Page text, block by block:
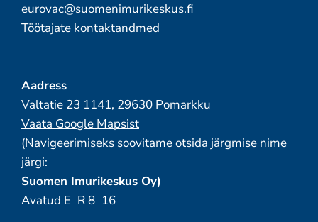
eurovac@suomenimurikeskus.fi
Töötajate kontaktandmed
Aadress
Valtatie 23 1141, 29630 Pomarkku
Vaata Google Mapsist
(Navigeerimiseks soovitame otsida järgmise nime
järgi:
Suomen Imurikeskus Oy)
Avatud E–R 8–16